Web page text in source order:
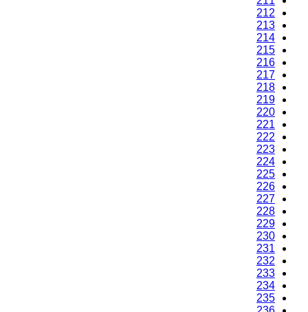
212
213
214
215
216
217
218
219
220
221
222
223
224
225
226
227
228
229
230
231
232
233
234
235